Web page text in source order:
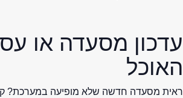
עדכון מסעדה או
האוכל
ראית מסעדה חדשה שלא מופיעה במערכת?